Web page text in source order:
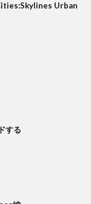
Urban
する